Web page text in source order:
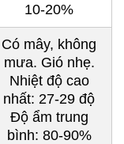
10-20%
Có mây, không
mưa. Gió nhẹ.
Nhiệt độ cao
nhất: 27-29 độ
Độ ẩm trung
bình: 80-90%